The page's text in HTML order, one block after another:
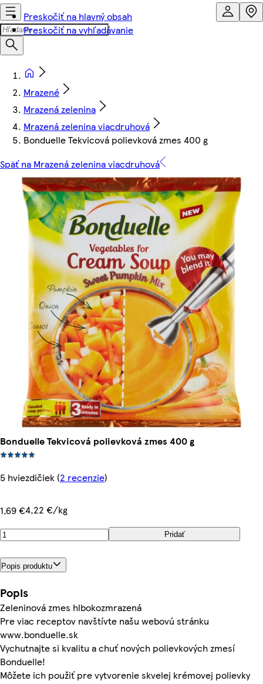
Preskočiť na hlavný obsah
Preskočiť na vyhľadávanie
Mrazené
Mrazená zelenina
Mrazená zelenina viacdruhová
Bonduelle Tekvicová polievková zmes 400 g
Späť na Mrazená zelenina viacdruhová
Bonduelle Tekvicová polievková zmes 400 g
5 hviezdičiek (2 recenzie)
1,69 €4,22 €/kg
Pridať
Popis produktu
Popis
Zeleninová zmes hlbokozmrazená
Pre viac receptov navštívte našu webovú stránku
www.bonduelle.sk
Vychutnajte si kvalitu a chuť nových polievkových zmesí
Bonduelle!
Môžete ich použiť pre vytvorenie skvelej krémovej polievky